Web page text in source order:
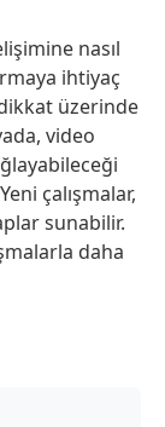
nasıl
ihtiyaç
üzerinde
video
çalışmalar,
sunabilir.
daha